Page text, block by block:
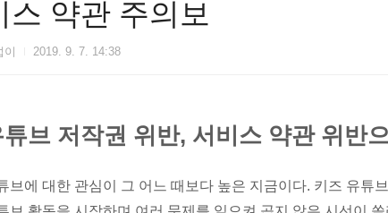
스 약관 주의보
2019. 9. 7. 14:38
브 저작권 위반, 서비스 약관 위반
브에 대한 관심이 그 어느 때보다 높은 지금이다. 키즈 유튜